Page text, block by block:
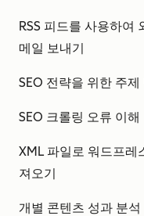
RSS 피드를 사용하여
메일 보내기
SEO 전략을 위한 주제
SEO 크롤링 오류 이해
XML 파일로 워드프레
져오기
개별 콘텐츠 성과 분석